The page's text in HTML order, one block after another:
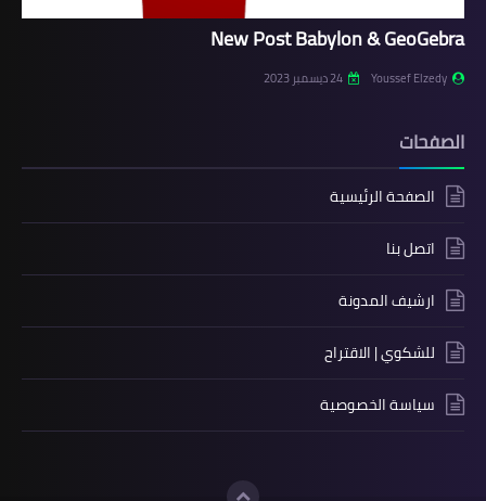
New Post Babylon & GeoGebra
Youssef Elzedy 24 ديسمبر 2023
الصفحات
الصفحة الرئيسية
اتصل بنا
ارشيف المدونة
للشكوي | الاقتراح
سياسة الخصوصية